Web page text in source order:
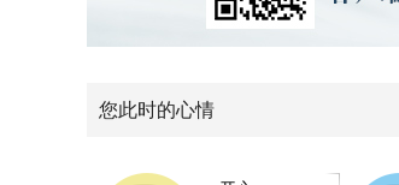
您此时的心情